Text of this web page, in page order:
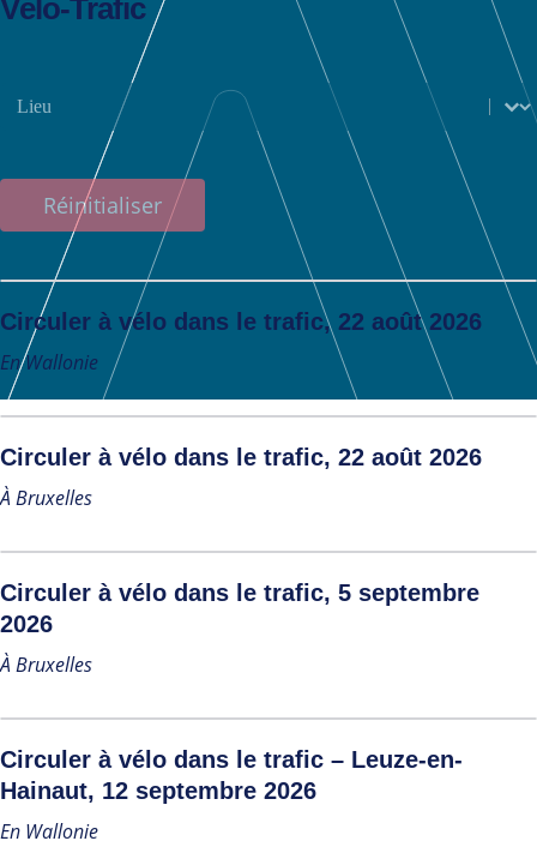
Vélo-Trafic
Lieux
Sélectionnez le contenu
Réinitialiser
Circuler à vélo dans le trafic, 22 août 2026
En Wallonie
Circuler à vélo dans le trafic, 22 août 2026
À Bruxelles
Circuler à vélo dans le trafic, 5 septembre
2026
À Bruxelles
Circuler à vélo dans le trafic – Leuze-en-
Hainaut, 12 septembre 2026
En Wallonie